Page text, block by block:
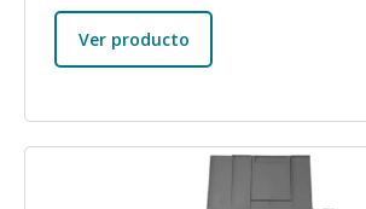
Ver producto